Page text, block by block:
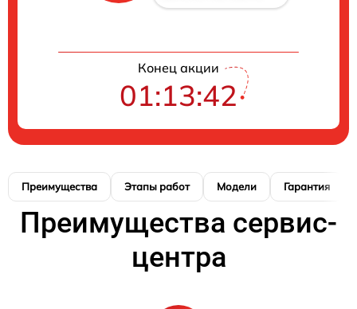
Конец акции
01:13:41
Преимущества Этапы работ Модели Гарантия
Преимущества сервис-
центра